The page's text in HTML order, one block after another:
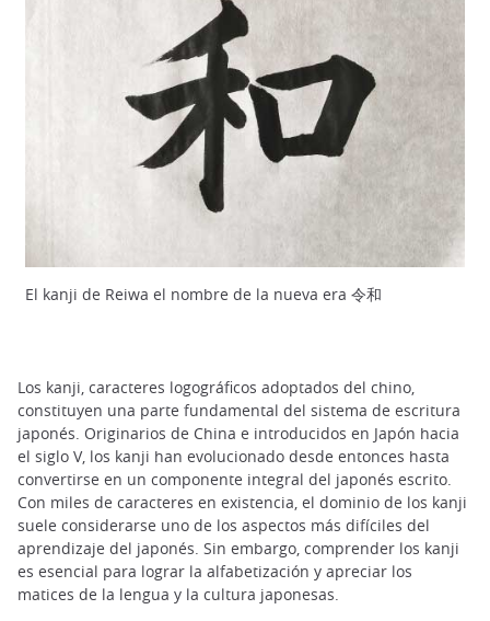
El kanji de Reiwa el nombre de la nueva era 令和
Los kanji, caracteres logográficos adoptados del chino,
constituyen una parte fundamental del sistema de escritura
japonés. Originarios de China e introducidos en Japón hacia
el siglo V, los kanji han evolucionado desde entonces hasta
convertirse en un componente integral del japonés escrito.
Con miles de caracteres en existencia, el dominio de los kanji
suele considerarse uno de los aspectos más difíciles del
aprendizaje del japonés. Sin embargo, comprender los kanji
es esencial para lograr la alfabetización y apreciar los
matices de la lengua y la cultura japonesas.